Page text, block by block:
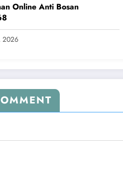
Online Anti Bosan
2026